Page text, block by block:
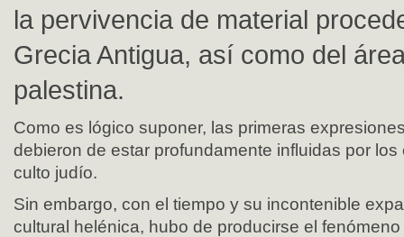
la pervivencia de material
Grecia Antigua, así como del
palestina.
Como es lógico suponer, las primeras
debieron de estar profundamente influidas por
culto judío.
Sin embargo, con el tiempo y su incontenible
cultural helénica, hubo de producirse el